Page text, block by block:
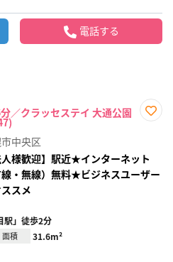
電話する
／クラッセステイ 大通公園
録
中央区
人様歓迎】駅近★インターネット
線・無線）無料★ビジネスユーザー
スメ
駅」徒歩2分
面積 31.6m²